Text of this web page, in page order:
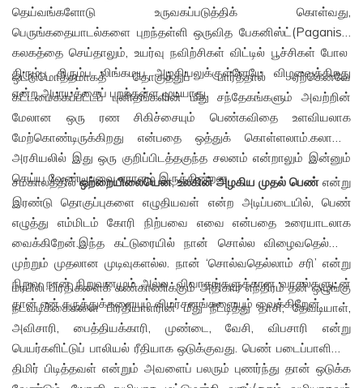
தெய்வங்களோடு உருவகப்படுத்திக் கொள்வது,
பெருங்கதையாடல்களை புறந்தள்ளி ஒருவித பேகனிஸ்ட்(Paganist)
கலகத்தை செய்தாலும், உயர்வு நவிற்சிகள் விட்டில் பூச்சிகள் போல
திரும்ப திரும்ப லிங்கமய அழகியலுக்குள்ளேயே விழவைக்கிறது
என்ற அபாயத்தைப் புறந்தள்ள முடியாது.
ஒட்டுமொத்தமாகத் தொகுத்துப் பார்த்தால் ஏற்கெனவே
கட்டமைக்கப்பட்டப் புனிதங்களின் மீது சந்தேகங்களும் அவற்றின்
மேலான ஒரு ரண சிகிச்சையும் பெண்கவிதை உளவியலாக
மேற்கொண்டிருக்கிறது என்பதை ஒத்துக் கொள்ளலாம்.கலாசார
அரசியலில் இது ஒரு குறிப்பிடத்தகுந்த சலனம் என்றாலும் இன்னும்
செய்ய வேண்டியவை ஏராளம் இருக்கின்றன.
சமகாலத்தில்ஒற்றையிலையென,உலகின் அழகிய முதல் பெண்என்று
இரண்டு தொகுப்புகளை எழுதியவள் என்ற அடிப்படையில், பெண்
எழுத்து எம்மிடம் கோரி நிற்பவை எவை என்பதை உரையாடலாக
வைக்கிறேன்.இந்த கட்டுரையில் நான் சொல்ல விழைவதெல்லாம்
முற்றும் முதலான முடிவுகளல்ல. நான் ‘சொல்வதெல்லாம் சரி’ என்று
நிறுவ நான் நிறுவனமும் அல்ல. விவாதங்களுக்கான வாசல்களுடன்
தான் என் கருத்துக்களையும் விமர்சனங்களையும் வைக்கிறேன்.
மரபிலி பிரதிகளைக் கண்காணிக்கும் அதிகார எந்திரம் தன் ஒழுங்கு
நடவடிக்கைகளை பிரதியாளரின் மீது நீட்டித்து தாசி, தேவடியாள்,
அவிசாரி, பைத்தியக்காரி, முண்டை, வேசி, விபசாரி என்று
பெயர்களிட்டுப் பாலியல் ரீதியாக ஒடுக்குவது. பெண் படைப்பாளியை
திமிர் பிடித்தவள் என்றும் அவளைப் பலரும் புணர்ந்து தான் ஒடுக்க